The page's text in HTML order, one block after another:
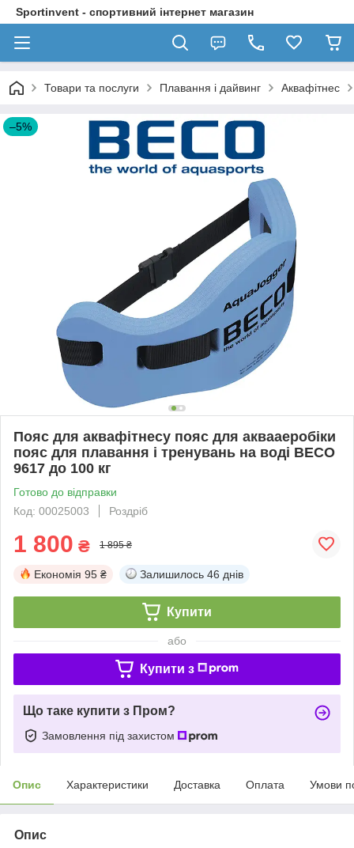
Sportinvent - спортивний інтернет магазин
Товари та послуги Плавання і дайвинг Аквафітнес
–5%
Пояс для аквафітнесу пояс для аквааеробіки
пояс для плавання і тренувань на воді BECO
9617 до 100 кг
Готово до відправки
Код: 00025003
Роздріб
1 800 ₴ 1 895 ₴
Економія 95 ₴ Залишилось 46 днів
Купити
або
Купити з
Що таке купити з Пром?
Замовлення під захистом
Опис Характеристики Доставка Оплата Умови
Опис